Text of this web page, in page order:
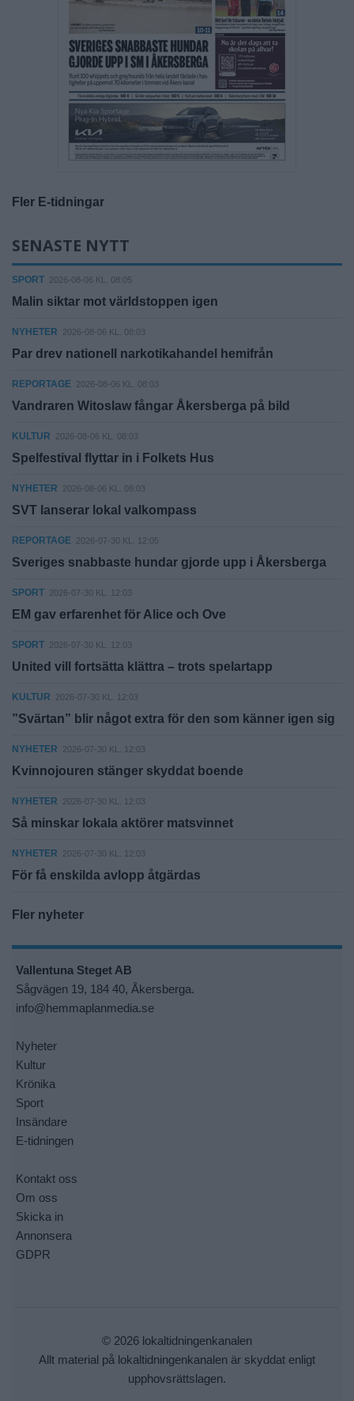
Fler E-tidningar
SENASTE NYTT
SPORT 2026-08-06 KL. 08:05
Malin siktar mot världstoppen igen
NYHETER 2026-08-06 KL. 08:03
Par drev nationell narkotikahandel hemifrån
REPORTAGE 2026-08-06 KL. 08:03
Vandraren Witoslaw fångar Åkersberga på bild
KULTUR 2026-08-06 KL. 08:03
Spelfestival flyttar in i Folkets Hus
NYHETER 2026-08-06 KL. 08:03
SVT lanserar lokal valkompass
REPORTAGE 2026-07-30 KL. 12:05
Sveriges snabbaste hundar gjorde upp i Åkersberga
SPORT 2026-07-30 KL. 12:03
EM gav erfarenhet för Alice och Ove
SPORT 2026-07-30 KL. 12:03
United vill fortsätta klättra – trots spelartapp
KULTUR 2026-07-30 KL. 12:03
”Svärtan” blir något extra för den som känner igen sig
NYHETER 2026-07-30 KL. 12:03
Kvinnojouren stänger skyddat boende
NYHETER 2026-07-30 KL. 12:03
Så minskar lokala aktörer matsvinnet
NYHETER 2026-07-30 KL. 12:03
För få enskilda avlopp åtgärdas
Fler nyheter
Vallentuna Steget AB
Sågvägen 19, 184 40, Åkersberga.
info@hemmaplanmedia.se
Nyheter
Kultur
Krönika
Sport
Insändare
E-tidningen
Kontakt oss
Om oss
Skicka in
Annonsera
GDPR
© 2026 lokaltidningenkanalen
Allt material på lokaltidningenkanalen är skyddat enligt
upphovsrättslagen.